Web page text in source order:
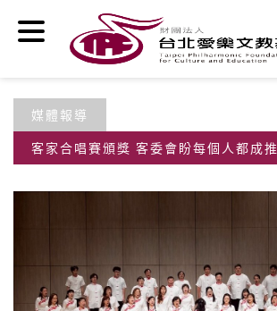
媒體報導
客家合唱賽頒獎 客委會盼每個人都成